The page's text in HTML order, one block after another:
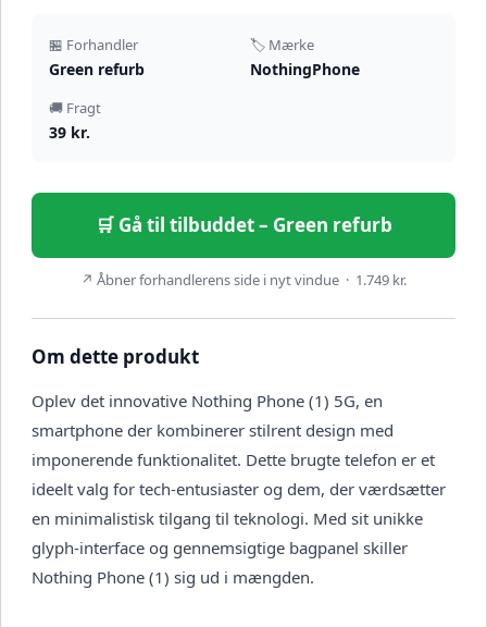
🏪 Forhandler
Green refurb
🏷️ Mærke
NothingPhone
🚚 Fragt
39 kr.
🛒 Gå til tilbuddet – Green refurb
↗ Åbner forhandlerens side i nyt vindue · 1.749 kr.
Om dette produkt
Oplev det innovative Nothing Phone (1) 5G, en
smartphone der kombinerer stilrent design med
imponerende funktionalitet. Dette brugte telefon er et
ideelt valg for tech-entusiaster og dem, der værdsætter
en minimalistisk tilgang til teknologi. Med sit unikke
glyph-interface og gennemsigtige bagpanel skiller
Nothing Phone (1) sig ud i mængden.